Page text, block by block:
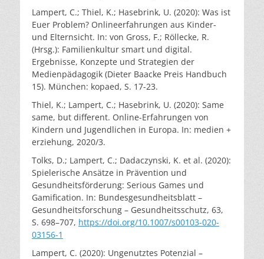
Lampert, C.; Thiel, K.; Hasebrink, U. (2020): Was ist
Euer Problem? Onlineerfahrungen aus Kinder-
und Elternsicht. In: von Gross, F.; Röllecke, R.
(Hrsg.): Familienkultur smart und digital.
Ergebnisse, Konzepte und Strategien der
Medienpädagogik (Dieter Baacke Preis Handbuch
15). München: kopaed, S. 17-23.
Thiel, K.; Lampert, C.; Hasebrink, U. (2020): Same
same, but different. Online-Erfahrungen von
Kindern und Jugendlichen in Europa. In: medien +
erziehung, 2020/3.
Tolks, D.; Lampert, C.; Dadaczynski, K. et al. (2020):
Spielerische Ansätze in Prävention und
Gesundheitsförderung: Serious Games und
Gamification. In: Bundesgesundheitsblatt –
Gesundheitsforschung – Gesundheitsschutz, 63,
S. 698–707, https://doi.org/10.1007/s00103-020-
03156-1
Lampert, C. (2020): Ungenutztes Potenzial –